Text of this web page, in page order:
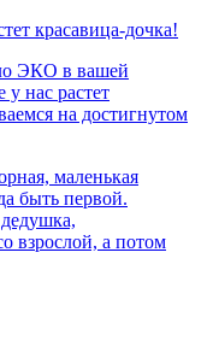
красавица-дочка!
ЭКО в вашей
у нас растет
на достигнутом
маленькая
быть первой.
взрослой, а потом